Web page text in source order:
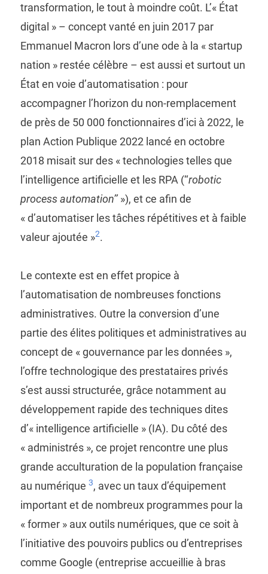
transformation, le tout à moindre coût. L’« État
digital » – concept vanté en juin 2017 par
Emmanuel Macron lors d’une ode à la « startup
nation » restée célèbre – est aussi et surtout un
État en voie d’automatisation : pour
accompagner l’horizon du non-remplacement
de près de 50 000 fonctionnaires d’ici à 2022, le
plan Action Publique 2022 lancé en octobre
2018 misait sur des « technologies telles que
l’intelligence artificielle et les RPA (‘‘robotic
process automation’’»), et ce afin de
« d’automatiser les tâches répétitives et à faible
valeur ajoutée »2.
Le contexte est en effet propice à
l’automatisation de nombreuses fonctions
administratives. Outre la conversion d’une
partie des élites politiques et administratives au
concept de « gouvernance par les données »,
l’offre technologique des prestataires privés
s’est aussi structurée, grâce notamment au
développement rapide des techniques dites
d’« intelligence artificielle » (IA). Du côté des
« administrés », ce projet rencontre une plus
grande acculturation de la population française
au numérique 3, avec un taux d’équipement
important et de nombreux programmes pour la
« former » aux outils numériques, que ce soit à
l’initiative des pouvoirs publics ou d’entreprises
comme Google (entreprise accueillie à bras